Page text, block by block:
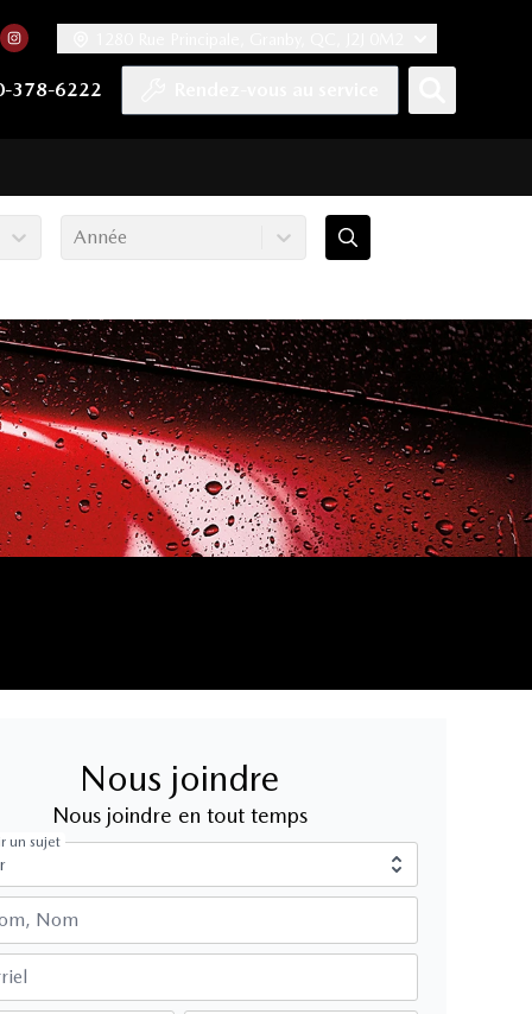
378-6222
Twitter
chaîne YouTube
notre compte Tiktok
vers notre compte LinkedIn
Lien vers notre compte Instagram
Année
Nous joindre
Nous joindre en tout temps
un sujet
Nom